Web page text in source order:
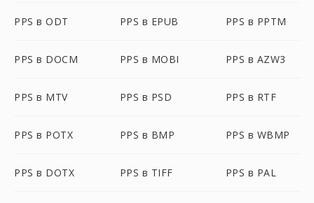
PPS в ODT PPS в EPUB PPS в PPTM
PPS в DOCM PPS в MOBI PPS в AZW3
PPS в MTV PPS в PSD PPS в RTF
PPS в POTX PPS в BMP PPS в WBMP
PPS в DOTX PPS в TIFF PPS в PAL